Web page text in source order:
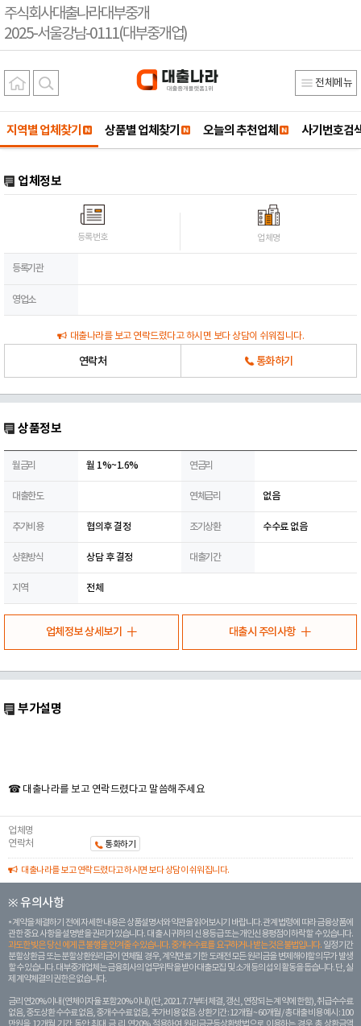
주식회사대출나라대부중개
2025-서울강남-0111(대부중개업)
전체메뉴
지역별 업체찾기 상품별 업체찾기 오늘의 추천업체 사기번호검
업체정보
등록번호 업체명
등록기관
영업소
대출나라를 보고 연락드렸다고 하시면 보다 상담이 쉬워집니다.
연락처 통화하기
상품정보
월금리 월 1%~1.6% 연금리
대출한도 연체금리 없음
추가비용 협의후 결정 조기상환 수수료 없음
상환방식 상담 후 결정 대출기간
지역 전체
업체정보 상세보기 대출시 주의사항
부가설명
☎ 대출나라를 보고 연락드렸다고 말씀해주세요
업체명
연락처
통화하기
대출나라를 보고 연락드렸다고 하시면 보다 상담이 쉬워집니다.
※ 유의사항
계약을 체결하기 전에 자세한 내용은 상품설명서와 약관을 읽어보시기 바랍니다. 관계 법령에 따라 금융상품에
관한 중요 사항을 설명받을 권리가 있습니다. 대 출 시 귀하의 신용등급 또는 개인신용평점이 하락할 수 있습니다.
과도한 빚은 당신 에게 큰 불행을 안겨줄 수 있습니다. 중개수수료를 요구하거나 받는 것은 불법입니다. 일정 기간
분할상환금 또는 분할상환원리금이 연체될 경우, 계약만료 기한 도래전 모든 원리금을 변제해야할 의무가 발생
할 수 있습니다. 대부중개업체는 금융회사의 업무위탁을 받아 대출모집 및 소개 등의 섭외 활동을 돕습니다. 단, 실
제 계약체결의 권한은 없습니다.
금리 연20% 이내 (연체이자율 포함 20% 이내) (단, 2021. 7. 7부터 체결, 갱신, 연장되는 계 약에 한함), 취급수수료
없음, 중도상환 수수료 없음, 중개수수료 없음, 추가비용 없음. 상환기간 : 12개월 ~ 60개월 / 총 대출 비용 예시 : 100